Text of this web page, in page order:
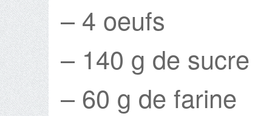
– 4 oeufs
– 140 g de sucre
– 60 g de farine